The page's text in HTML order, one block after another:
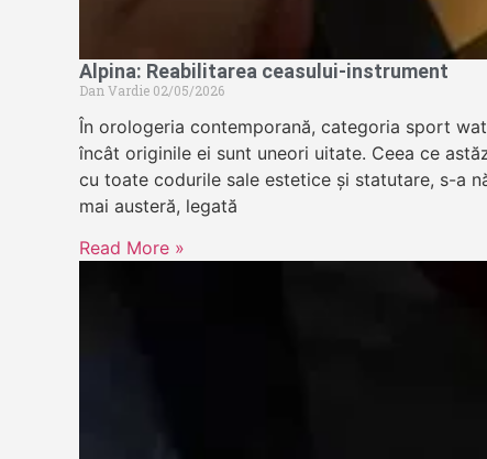
Alpina: Reabilitarea ceasului-instrument
Dan Vardie 02/05/2026
În orologeria contemporană, categoria sport
încât originile ei sunt uneori uitate. Ceea ce
cu toate codurile sale estetice și statutare, s-a
mai austeră, legată
Read More »